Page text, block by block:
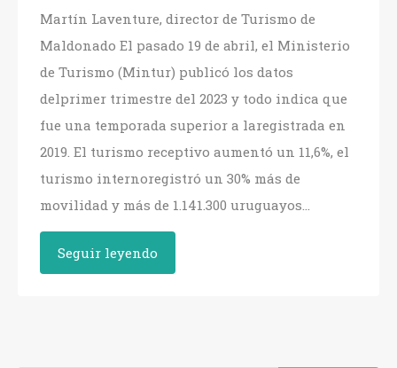
Martín Laventure, director de Turismo de
Maldonado El pasado 19 de abril, el Ministerio
de Turismo (Mintur) publicó los datos
delprimer trimestre del 2023 y todo indica que
fue una temporada superior a laregistrada en
2019. El turismo receptivo aumentó un 11,6%, el
turismo internoregistró un 30% más de
movilidad y más de 1.141.300 uruguayos…
Seguir leyendo